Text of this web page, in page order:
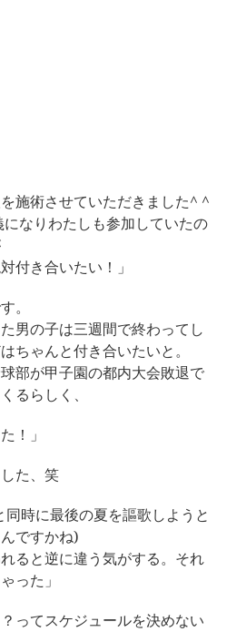
施術させていただきました^ ^
なりわたしも参加していたの
付き合いたい！」
。
男の子は三週間で終わってし
ちゃんと付き合いたいと。
部が甲子園の都内大会敗退で
るらしく、
！」
た、笑
時に最後の夏を謳歌しようと
ですかね)
れると逆に違う気がする。それ
った」
ってスケジュールを決めない